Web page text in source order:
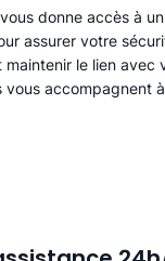
donne accès à
assurer votre
le lien avec
vous accompagnent